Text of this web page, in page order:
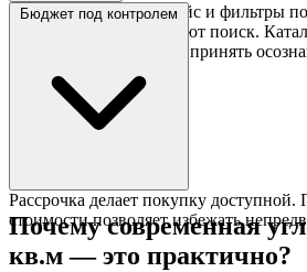
Современный интерфейс и фильтры
размеру и цене упрощают поиск.
примеры, что помогает принять
Бюджет под контролем
Рассрочка делает покупку доступной.
стоимости позволяет избежать
Почему современная
кв.м — это практично?